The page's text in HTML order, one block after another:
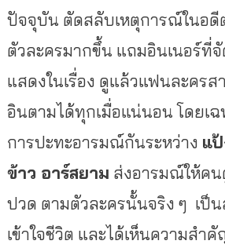
ปัจจุบัน ตัดสลับเหตุการณ์ในอดี
ตัวละครมากขึ้น แถมอินเนอร์ที่
แสดงในเรื่อง ดูแล้วแฟนละคร
อินตามได้ทุกเมื่อแน่นอน โดยเ
การปะทะอารมณ์กันระหว่าง แ
ข้าว อาร์สยาม ส่งอารมณ์ให้คน
ปวด ตามตัวละครนั้นจริง ๆ เป็
เข้าใจชีวิต และได้เห็นความสำ